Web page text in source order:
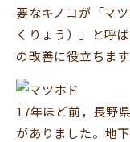
要なキノコが「マ
くりょう）」と呼
の改善に役立ちます
17年ほど前，長野
がありました。地